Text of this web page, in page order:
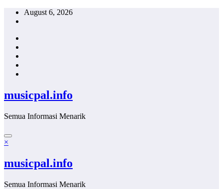
Skip
August 6, 2026
musicpal.info
Semua Informasi Menarik
×
musicpal.info
Semua Informasi Menarik